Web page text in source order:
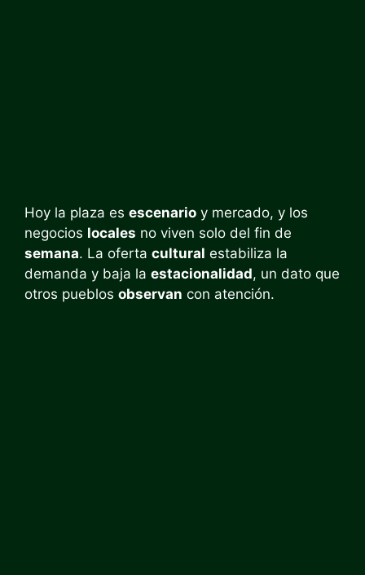
Hoy la plaza es escenario y mercado, y los
negocios locales no viven solo del fin de
semana. La oferta cultural estabiliza la
demanda y baja la estacionalidad, un dato que
otros pueblos observan con atención.